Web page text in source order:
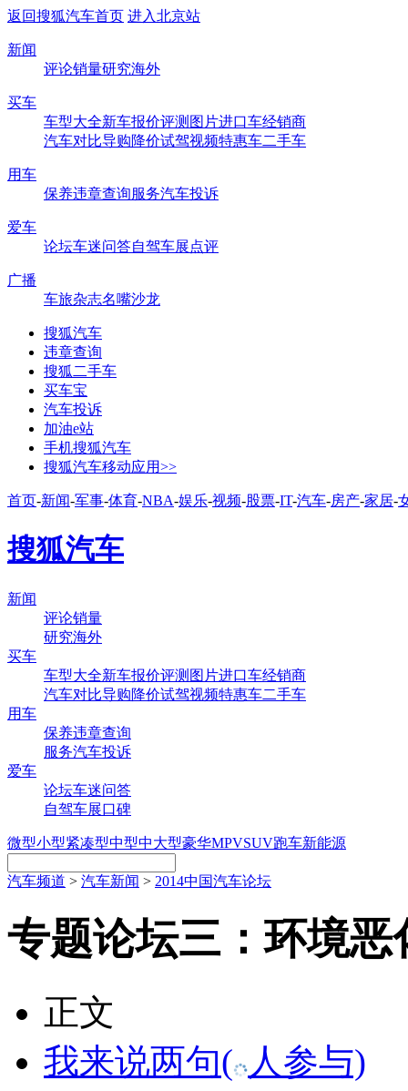
返回搜狐汽车首页 进入北京站
新闻
评论销量研究海外
买车
车型大全新车报价评测 图片进口车经销商
汽车对比导购降价试驾视频特惠车二手车
用车
保养违章查询服务汽车投诉
爱车
论坛车迷问答自驾车展点评
广播
车旅杂志名嘴沙龙
搜狐汽车
违章查询
搜狐二手车
买车宝
汽车投诉
加油e站
手机搜狐汽车
搜狐汽车移动应用>>
首页-新闻-军事-体育-NBA-娱乐-视频-股票-IT-汽车-房产-家居-
搜狐汽车
新闻
评论销量
研究海外
买车
车型大全新车报价评测 图片进口车经销商
汽车对比导购降价试驾视频特惠车二手车
用车
保养违章查询
服务汽车投诉
爱车
论坛车迷问答
自驾车展口碑
微型小型紧凑型中型中大型豪华MPVSUV跑车新能源
汽车频道 > 汽车新闻 > 2014中国汽车论坛
专题论坛三：环境
正文
我来说两句( 人参与)